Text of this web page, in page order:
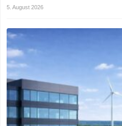
5. August 2026